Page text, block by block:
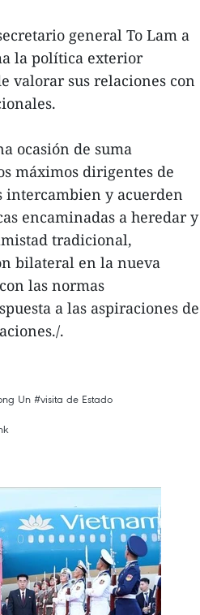
general To Lam a
la política exterior
valorar sus relaciones con
ocasión de suma
máximos dirigentes de
intercambien y acuerden
encaminadas a heredar y
tradicional,
bilateral en la nueva
las normas
a las aspiraciones de
.
Un #visita de Estado